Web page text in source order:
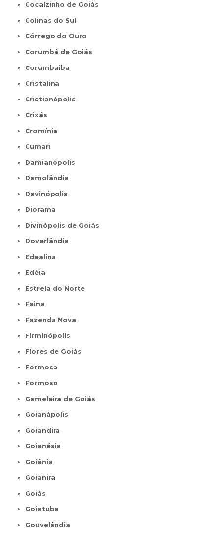
Cocalzinho de Goiás
Colinas do Sul
Córrego do Ouro
Corumbá de Goiás
Corumbaíba
Cristalina
Cristianópolis
Crixás
Cromínia
Cumari
Damianópolis
Damolândia
Davinópolis
Diorama
Divinópolis de Goiás
Doverlândia
Edealina
Edéia
Estrela do Norte
Faina
Fazenda Nova
Firminópolis
Flores de Goiás
Formosa
Formoso
Gameleira de Goiás
Goianápolis
Goiandira
Goianésia
Goiânia
Goianira
Goiás
Goiatuba
Gouvelândia